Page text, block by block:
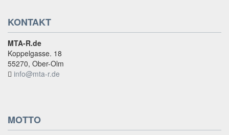
KONTAKT
MTA-R.de
Koppelgasse. 18
55270, Ober-Olm
info@mta-r.de
MOTTO